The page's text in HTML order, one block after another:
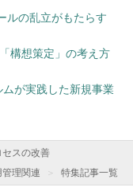
ルの乱立がもたらす
構想策定」の考え方
が実践した新規事業
スの改善
理関連 特集記事一覧